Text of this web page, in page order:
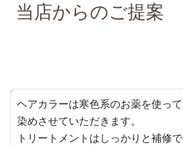
当店からのご提案
ヘアカラーは寒色系のお薬を使って
染めさせていただきます。
トリートメントはしっかりと補修で